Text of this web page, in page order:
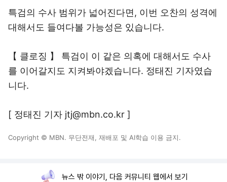
특검의 수사 범위가 넓어진다면, 이번 오찬의 성격에
대해서도 들여다볼 가능성은 있습니다.
【 클로징 】 특검이 이 같은 의혹에 대해서도 수사
를 이어갈지도 지켜봐야겠습니다. 정태진 기자였습
니다.
[ 정태진 기자 jtj@mbn.co.kr ]
Copyright © MBN. 무단전재, 재배포 및 AI학습 이용 금지.
뉴스 밖 이야기, 다음 커뮤니티 웹에서 보기